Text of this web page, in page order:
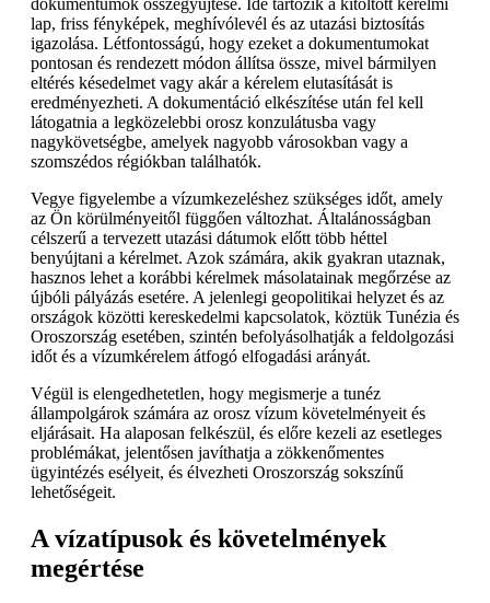
dokumentumok összegyűjtése. Ide tartozik a kitöltött kérelmi
lap, friss fényképek, meghívólevél és az utazási biztosítás
igazolása. Létfontosságú, hogy ezeket a dokumentumokat
pontosan és rendezett módon állítsa össze, mivel bármilyen
eltérés késedelmet vagy akár a kérelem elutasítását is
eredményezheti. A dokumentáció elkészítése után fel kell
látogatnia a legközelebbi orosz konzulátusba vagy
nagykövetségbe, amelyek nagyobb városokban vagy a
szomszédos régiókban találhatók.
Vegye figyelembe a vízumkezeléshez szükséges időt, amely
az Ön körülményeitől függően változhat. Általánosságban
célszerű a tervezett utazási dátumok előtt több héttel
benyújtani a kérelmet. Azok számára, akik gyakran utaznak,
hasznos lehet a korábbi kérelmek másolatainak megőrzése az
újbóli pályázás esetére. A jelenlegi geopolitikai helyzet és az
országok közötti kereskedelmi kapcsolatok, köztük Tunézia és
Oroszország esetében, szintén befolyásolhatják a feldolgozási
időt és a vízumkérelem átfogó elfogadási arányát.
Végül is elengedhetetlen, hogy megismerje a tunéz
állampolgárok számára az orosz vízum követelményeit és
eljárásait. Ha alaposan felkészül, és előre kezeli az esetleges
problémákat, jelentősen javíthatja a zökkenőmentes
ügyintézés esélyeit, és élvezheti Oroszország sokszínű
lehetőségeit.
A vízatípusok és követelmények
megértése